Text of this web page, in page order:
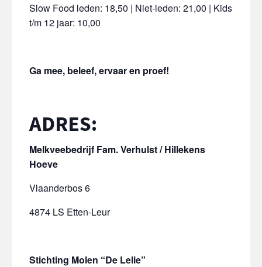
Slow Food leden: 18,50 | Niet-leden: 21,00 | Kids
t/m 12 jaar: 10,00
Ga mee, beleef, ervaar en proef!
ADRES:
Melkveebedrijf Fam. Verhulst / Hillekens
Hoeve
Vlaanderbos 6
4874 LS Etten-Leur
Stichting Molen “De Lelie”